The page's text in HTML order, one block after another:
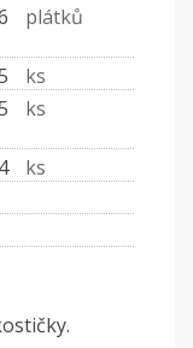
plátků
ks
ks
4
ks